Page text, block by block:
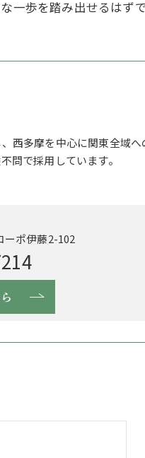
歩を踏み出せるはずで
西多摩を中心に関東全域
問で採用しています。
ポ伊藤2-102